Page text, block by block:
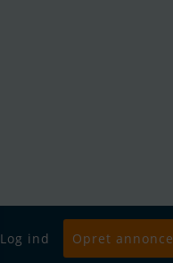
Log ind Opret annonce